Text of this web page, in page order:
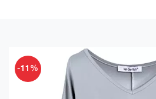
-11%